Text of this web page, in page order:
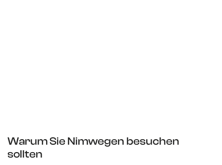
Warum Sie Nimwegen besuchen
sollten